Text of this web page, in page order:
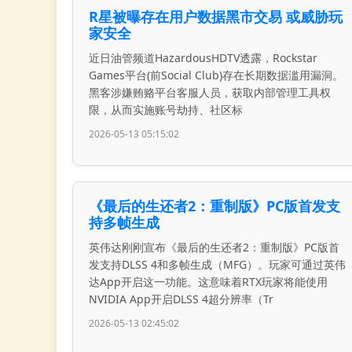
R星被曝存在用户数据黑市交易 或威胁玩
家安全
近日油管频道HazardousHDTV透露，Rockstar
Games平台(前Social Club)存在长期数据滥用漏洞。
黑客涉嫌贿赂平台客服人员，获取内部管理工具权
限，从而实施账号劫持、社区标
2026-05-13 05:15:02
《最后的生还者2：重制版》PC版首发支
持多帧生成
英伟达刚刚宣布《最后的生还者2：重制版》PC版首
发支持DLSS 4和多帧生成（MFG）。玩家可通过英伟
达App开启这一功能。这意味着RTX玩家将能使用
NVIDIA App开启DLSS 4超分辨率（Tr
2026-05-13 02:45:02